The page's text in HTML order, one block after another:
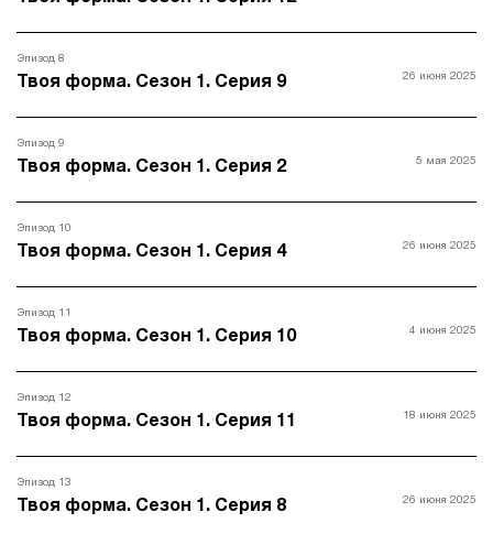
Эпизод 8
Твоя форма. Сезон 1. Серия 9 26 июня 2025
Эпизод 9
Твоя форма. Сезон 1. Серия 2 5 мая 2025
Эпизод 10
Твоя форма. Сезон 1. Серия 4 26 июня 2025
Эпизод 11
Твоя форма. Сезон 1. Серия 10 4 июня 2025
Эпизод 12
Твоя форма. Сезон 1. Серия 11 18 июня 2025
Эпизод 13
Твоя форма. Сезон 1. Серия 8 26 июня 2025